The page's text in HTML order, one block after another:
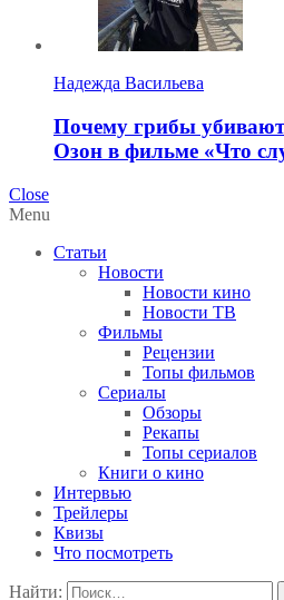
Надежда Васильева
Почему грибы
Озон в фильме «Что
Close
Menu
Статьи
Новости
Новости кино
Новости ТВ
Фильмы
Рецензии
Топы фильмов
Сериалы
Обзоры
Рекапы
Топы сериалов
Книги о кино
Интервью
Трейлеры
Квизы
Что посмотреть
Найти: